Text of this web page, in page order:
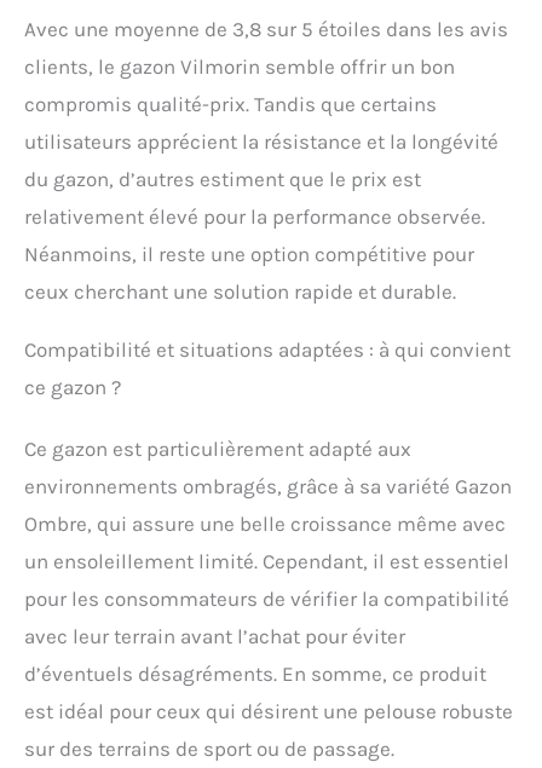
météorologiques
préparation du sol
correctement effectuée,
les premières pousses
apparaitront au bout de
2 semaines. produit 2:
Avec une moyenne de 3,8 sur 5 étoiles dans les avis
clients, le gazon Vilmorin semble offrir un bon
compromis qualité-prix. Tandis que certains
utilisateurs apprécient la résistance et la longévité
du gazon, d’autres estiment que le prix est
relativement élevé pour la performance observée.
Néanmoins, il reste une option compétitive pour
ceux cherchant une solution rapide et durable.
Compatibilité et situations adaptées : à qui convient
ce gazon ?
Ce gazon est particulièrement adapté aux
environnements ombragés, grâce à sa variété Gazon
Ombre, qui assure une belle croissance même avec
un ensoleillement limité. Cependant, il est essentiel
pour les consommateurs de vérifier la compatibilité
avec leur terrain avant l’achat pour éviter
d’éventuels désagréments. En somme, ce produit
est idéal pour ceux qui désirent une pelouse robuste
sur des terrains de sport ou de passage.